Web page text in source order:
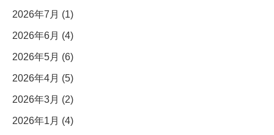
2026年7月 (1)
2026年6月 (4)
2026年5月 (6)
2026年4月 (5)
2026年3月 (2)
2026年1月 (4)